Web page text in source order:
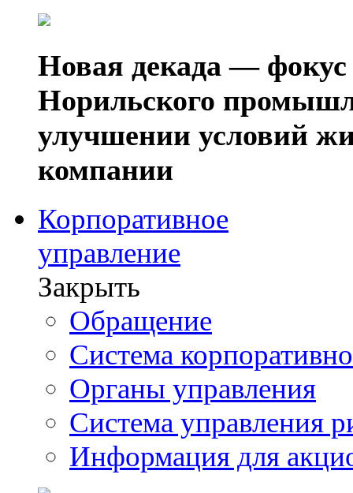
Новая декада — фокус
Норильского
улучшении условий
компании
Корпоративное
управление
Закрыть
Обращение
Система
Органы управления
Система управления
Информация для